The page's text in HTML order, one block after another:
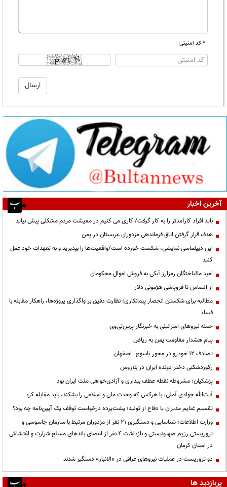
* کد امنیتی
آخرین اخبار
باید افراد کارآمدتر را به کار گرفت/ کاری می کنیم در معیشت مردم مشکلی پیش نیاید
هدف قرار گرفتن اتاق‌ فرماندهی مزدوران عربستان در یمن
این دیپلماسی نمایشی، شکست خورده است/واقعیت‌ها را بپذیرید و به تعهدات خود عمل
کنید
امید مالباختگان رمزارز آبکی به فروش اموال محکومان
از التماس تا فروپاشی هژمونی دلار
مطالبه برای شکستن انحصار پیمانکاری؛ نظارت دقیق بر واگذاری پروژه‌ها، راهکار مقابله با
فساد
حمله نیروهای اسرائیلی به خبرنگار پرس‌تی‌وی
پیام هشدار مقاومت یمن به ریاض
تصادف ۱۲ خودرو در محور یاسوج ـ اصفهان
رکوردشکنی دختر دونده ایران در بلاروس
پزشکیان: مشروطه نقطه عطف بیداری و آزادی‌خواهی ملت ایران بود
آیت‌الله جوادی آملی: با هرکس که وحدت ملی و اسلامی را بشکند، باید مقابله کرد
تقسیم غنایم مدیران یا دفاع از تولید؛ پشت‌پرده درخواست توقف یک آیین‌نامه چه بود؟
وزارت اطلاعات: شناسایی و دستگیری ۲۱ نفر از مزدوران مرتبط با سازمان جاسوسی و
تروریستی رژیم صهیونیستی و بازداشت ۴ نفر از اعضای باندهای مسلح شرارت و اغتشاش
در استان کرمان
دو تروریست در عملیات نیروهای عراقی در «الانبار» دستگیر شدند
پربازدید ها